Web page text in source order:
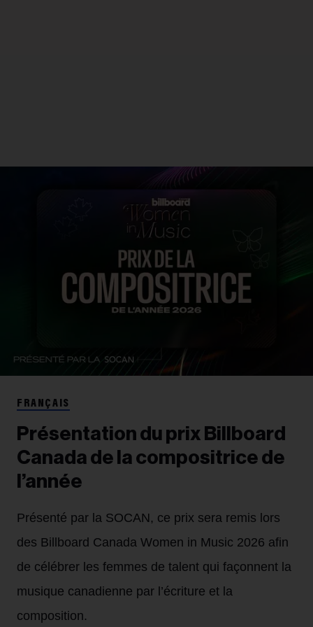
FRANÇAIS
Présentation du prix Billboard
Canada de la compositrice de
l’année
Présenté par la SOCAN, ce prix sera remis lors
des Billboard Canada Women in Music 2026 afin
de célébrer les femmes de talent qui façonnent la
musique canadienne par l’écriture et la
composition.